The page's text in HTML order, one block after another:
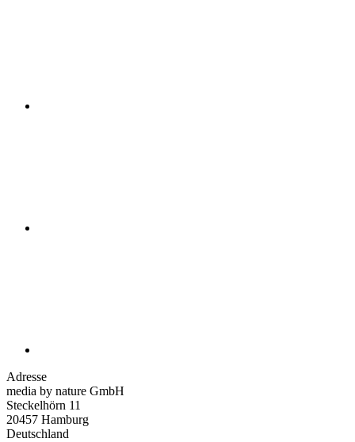
Adresse
media by nature GmbH
Steckelhörn 11
20457 Hamburg
Deutschland